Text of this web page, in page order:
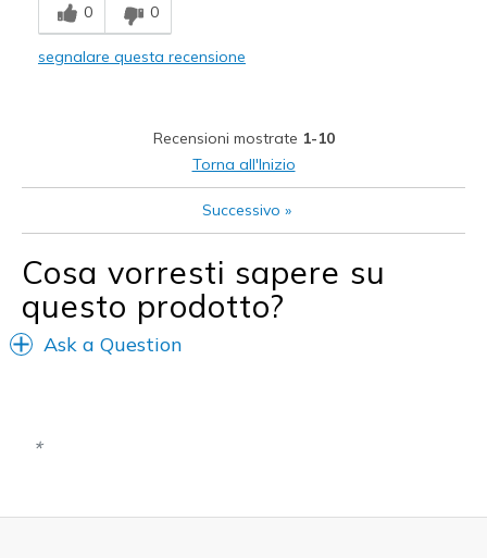
Stylish
Casual Wear
Width
Feels true to width
Sizing
Feels true to size
View On Shoes
Shoes are for Wearing
0 0
segnalare questa recensione
Recensioni mostrate 1-10
Torna all'Inizio
Successivo »
Cosa vorresti sapere su
questo prodotto?
Ask a Question